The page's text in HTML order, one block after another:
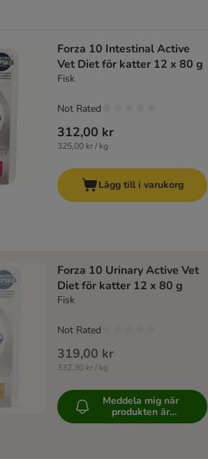
Forza 10 Intestinal Active
Vet Diet för katter 12 x 80 g
Fisk
312,00 kr
325,00 kr / kg
Not Rated
Lägg till i varukorg
Forza 10 Urinary Active Vet
Diet för katter 12 x 80 g
Fisk
319,00 kr
332,30 kr / kg
Not Rated
Meddela mig när
produkten är
tillgänglig